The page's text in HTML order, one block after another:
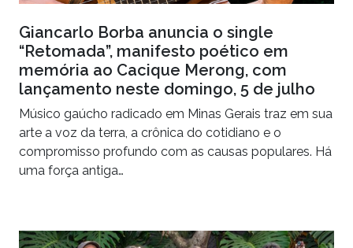
Giancarlo Borba anuncia o single
“Retomada”, manifesto poético em
memória ao Cacique Merong, com
lançamento neste domingo, 5 de julho
Músico gaúcho radicado em Minas Gerais traz em sua
arte a voz da terra, a crônica do cotidiano e o
compromisso profundo com as causas populares. Há
uma força antiga…